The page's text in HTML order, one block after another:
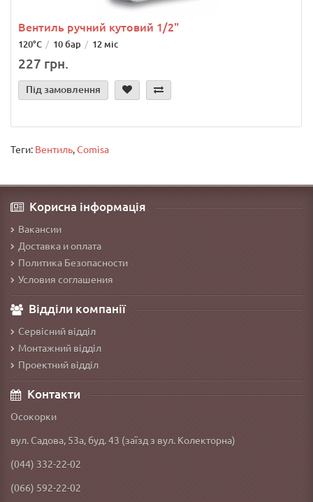
Вентиль ручний кутовий 1/2"
120°С 10 бар 12 міс
227 грн.
Під замовлення
Теги: Вентиль,Comisa
Корисна інформація
Вакансии
Доставка и оплата
Политика Безопасности
Условия соглашения
Відділи компанії
Сервісний відділ
Монтажний відділ
Проектний відділ
Контакти
Осокорки
вул. Садова, 53а, буд. 43 (заїзд з вул. Колекторна)
(044) 332-22-02
(066) 592-22-02